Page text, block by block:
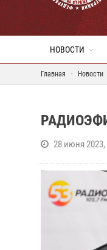
НОВОСТИ
Главная Новости
28 июня 2023,